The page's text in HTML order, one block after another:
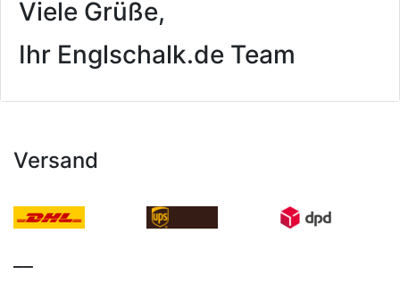
Viele Grüße,
Ihr Englschalk.de Team
Versand